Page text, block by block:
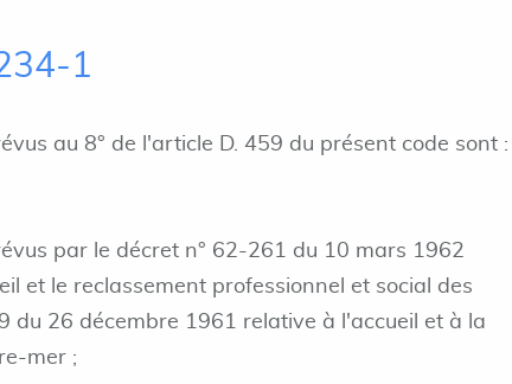
1
au 8° de l'article D. 459 du présent code sont :
par le décret n° 62-261 du 10 mars 1962
et le reclassement professionnel et social des
du 26 décembre 1961 relative à l'accueil et à la
mer ;